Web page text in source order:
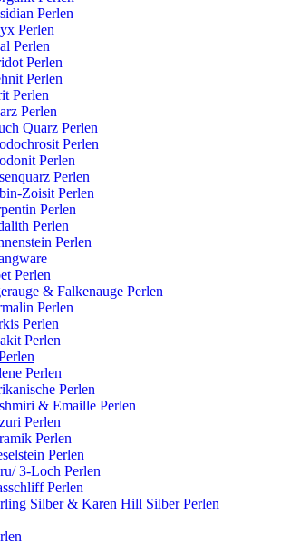
Perlen
Perlen
Perlen
Perlen
Perlen
Perlen
Perlen
Quarz Perlen
Perlen
Perlen
Perlen
Zoisit Perlen
Perlen
Perlen
Perlen
Perlen
& Falkenauge Perlen
Perlen
Perlen
Perlen
Perlen
Perlen
& Emaille Perlen
Perlen
Perlen
Perlen
3-Loch Perlen
Perlen
Silber & Karen Hill Silber Perlen